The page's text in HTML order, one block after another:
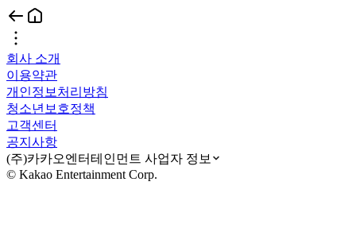
회사 소개
이용약관
개인정보처리방침
청소년보호정책
고객센터
공지사항
(주)카카오엔터테인먼트 사업자 정보
© Kakao Entertainment Corp.